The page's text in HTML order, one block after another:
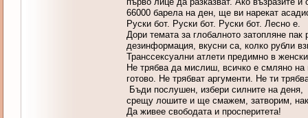
66000 барела на ден, ще ви нарекат
Руски бот. Руски бот. Руски бот. Лесно е.
Дори темата за глобалното затопляне
дезинформация, вкусни са, колко рубли
Транссексуални атлети предимно в
Не трябва да мислиш, всичко е смляно
готово. Не трябват аргументи. Не ти
Бъди послушен, избери силните на деня,
срещу лошите и ще смажем, затворим,
Да живее свободата и просперитета!